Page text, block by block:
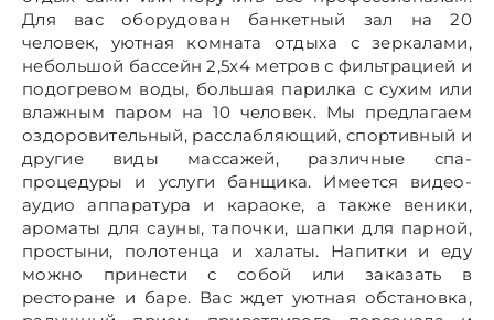
Для вас оборудован банкетный зал на 20
человек, уютная комната отдыха с зеркалами,
небольшой бассейн 2,5x4 метров с фильтрацией и
подогревом воды, большая парилка с сухим или
влажным паром на 10 человек. Мы предлагаем
оздоровительный, расслабляющий, спортивный и
другие виды массажей, различные спа-
процедуры и услуги банщика. Имеется видео-
аудио аппаратура и караоке, а также веники,
ароматы для сауны, тапочки, шапки для парной,
простыни, полотенца и халаты. Напитки и еду
можно принести с собой или заказать в
ресторане и баре. Вас ждет уютная обстановка,